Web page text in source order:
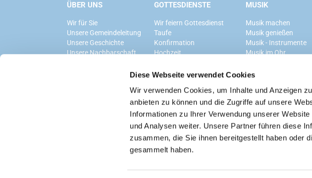
Diese Webseite verwendet Cookies
Wir verwenden Cookies, um Inhalte und Anzeigen
anbieten zu können und die Zugriffe auf unsere
Informationen zu Ihrer Verwendung unserer
und Analysen weiter. Unsere Partner führen diese
zusammen, die Sie ihnen bereitgestellt haben oder
gesammelt haben.
ÜBER UNS
Wir für Sie
Unsere Gemeindeleitung
Unsere Geschichte
Unsere Nachbarschaft
GOTTESDIENSTE
Wir feiern Gottesdienst
Taufe
Konfirmation
Hochzeit
MUSIK
Musik machen
Musik genießen
Musik - Instrumente
Musik im Ohr
Ev.